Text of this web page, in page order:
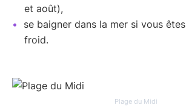
et août),
se baigner dans la mer si vous êtes
froid.
Plage du Midi